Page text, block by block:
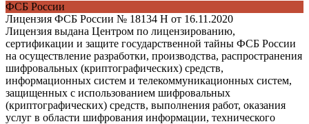
ФСБ России
Лицензия ФСБ России № 18134 Н от 16.11.2020
Лицензия выдана Центром по лицензированию,
сертификации и защите государственной тайны ФСБ России
на осуществление разработки, производства, распространения
шифровальных (криптографических) средств,
информационных систем и телекоммуникационных систем,
защищенных с использованием шифровальных
(криптографических) средств, выполнения работ, оказания
услуг в области шифрования информации, технического